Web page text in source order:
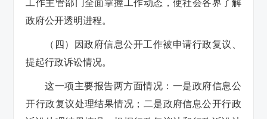
工作主管部门全面掌握工作动态，使社会各界了解
政府公开透明进程。
（四）因政府信息公开工作被申请行政复议、
提起行政诉讼情况。
这一项主要报告两方面情况：一是政府信息公
开行政复议处理结果情况；二是政府信息公开行政